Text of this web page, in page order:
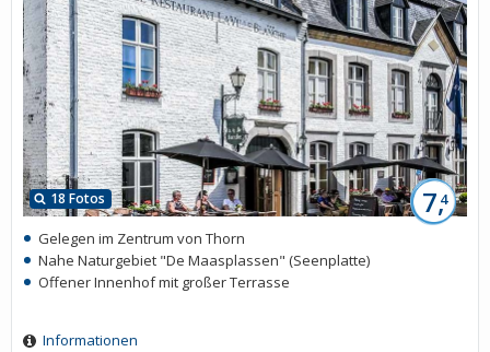
18 Fotos 7,4
Gelegen im Zentrum von Thorn
Nahe Naturgebiet "De Maasplassen" (Seenplatte)
Offener Innenhof mit großer Terrasse
Informationen